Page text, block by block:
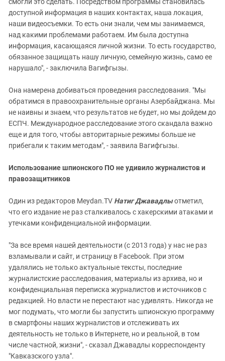
смогли это сделать. Посредством программы становилась
доступной информация в наших контактах, наша локация,
наши видеосъемки. То есть они знали, чем мы занимаемся,
над какими проблемами работаем. Им была доступна
информация, касающаяся личной жизни. То есть государство,
обязанное защищать нашу личную, семейную жизнь, само ее
нарушало", - заключила Вагифгызы.
Она намерена добиваться проведения расследования. "Мы
обратимся в правоохранительные органы Азербайджана. Мы
не наивны и знаем, что результатов не будет, но мы дойдем до
ЕСПЧ. Международное расследование этого скандала важно
еще и для того, чтобы авторитарные режимы больше не
прибегали к таким методам", - заявила Вагифгызы.
Использование шпионского ПО не удивило журналистов и
правозащитников
Один из редакторов Meydan.TV Натиг Джавадлыотметил,
что его издание не раз сталкивалось с хакерскими атаками и
утечками конфиденциальной информации.
"За все время нашей деятельности (с 2013 года) у нас не раз
взламывали и сайт, и страницу в Facebook. При этом
удалялись не только актуальные тексты, последние
журналистские расследования, материалы из архива, но и
конфиденциальная переписка журналистов и источников с
редакцией. Но власти не перестают нас удивлять. Никогда не
мог подумать, что могли бы запустить шпионскую программу
в смартфоны наших журналистов и отслеживать их
деятельность не только в Интернете, но и реальной, в том
числе частной, жизни", - сказал Джавадлы корреспонденту
"Кавказского узла".